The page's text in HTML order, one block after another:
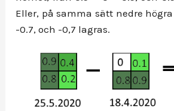
Eller, på samma sätt nedre
-0.7, och -0,7 lagras.